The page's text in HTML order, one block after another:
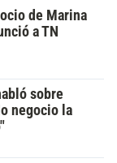
de Marina
a TN
sobre
negocio la